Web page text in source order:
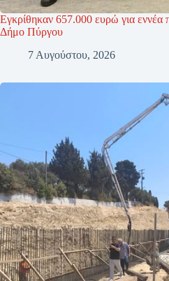
Εγκρίθηκαν 657.000 ευρώ για εννέα
Δήμο Πύργου
7 Αυγούστου, 2026